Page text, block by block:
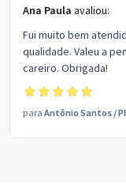
Ana Paula avaliou:
Fui muito bem
qualidade. Valeu a
careiro. Obrigada!
para Antônio Santos /